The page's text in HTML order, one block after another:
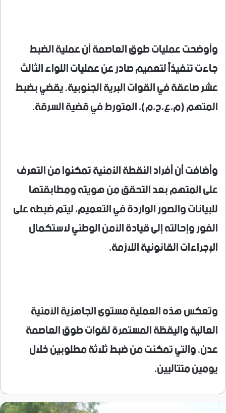
وأوضحت عمليات طوق العاصمة أن عملية الضبط
جاءت تنفيذاً لتعميم صادر عن عمليات اللواء الثالث
عشر صاعقة في القوات البرية الجنوبية، يقضي بضبط
المتهم (م،ع،ح،م)، المتورط في قضية السرقة.
وأضافت أن أفراد النقطة الأمنية تمكنوا من التعرف
على المتهم بعد التحقق من هويته ومطابقتها
للبيانات والصور الواردة في التعميم، ليتم ضبطه على
الفور وإحالته إلى قيادة الأمن الوطني لاستكمال
الإجراءات القانونية اللازمة.
وتعكس هذه العملية مستوى الجاهزية الأمنية
العالية واليقظة المستمرة لقوات طوق العاصمة
عدن، والتي تمكنت من ضبط ثلاثة مطلوبين خلال
يومين متتاليين.